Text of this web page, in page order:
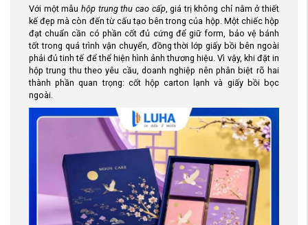
Với một mẫu hộp trung thu cao cấp, giá trị không chỉ nằm ở thiết
kế đẹp mà còn đến từ cấu tạo bên trong của hộp. Một chiếc hộp
đạt chuẩn cần có phần cốt đủ cứng để giữ form, bảo vệ bánh
tốt trong quá trình vận chuyển, đồng thời lớp giấy bồi bên ngoài
phải đủ tinh tế để thể hiện hình ảnh thương hiệu. Vì vậy, khi đặt in
hộp trung thu theo yêu cầu, doanh nghiệp nên phân biệt rõ hai
thành phần quan trọng: cốt hộp carton lạnh và giấy bồi bọc
ngoài.